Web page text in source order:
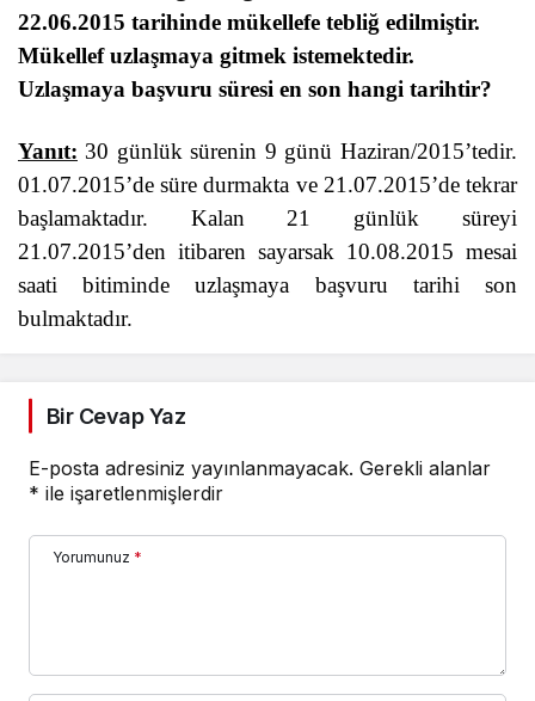
22.06.2015 tarihinde mükellefe tebliğ edilmiştir.
Mükellef uzlaşmaya gitmek istemektedir.
Uzlaşmaya başvuru süresi en son hangi tarihtir?
Yanıt: 30 günlük sürenin 9 günü Haziran/2015’tedir.
01.07.2015’de süre durmakta ve 21.07.2015’de tekrar
başlamaktadır. Kalan 21 günlük süreyi
21.07.2015’den itibaren sayarsak 10.08.2015 mesai
saati bitiminde uzlaşmaya başvuru tarihi son
bulmaktadır.
Bir Cevap Yaz
E-posta adresiniz yayınlanmayacak. Gerekli alanlar
* ile işaretlenmişlerdir
Yorumunuz *